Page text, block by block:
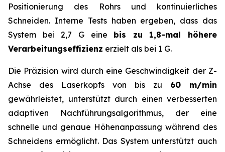
Positionierung des Rohrs und kontinuierliches
Schneiden. Interne Tests haben ergeben, dass das
System bei 2,7 G eine bis zu 1,8-mal höhere
Verarbeitungseffizienz erzielt als bei 1 G.
Die Präzision wird durch eine Geschwindigkeit der Z-
Achse des Laserkopfs von bis zu 60 m/min
gewährleistet, unterstützt durch einen verbesserten
adaptiven Nachführungsalgorithmus, der eine
schnelle und genaue Höhenanpassung während des
Schneidens ermöglicht. Das System unterstützt auch